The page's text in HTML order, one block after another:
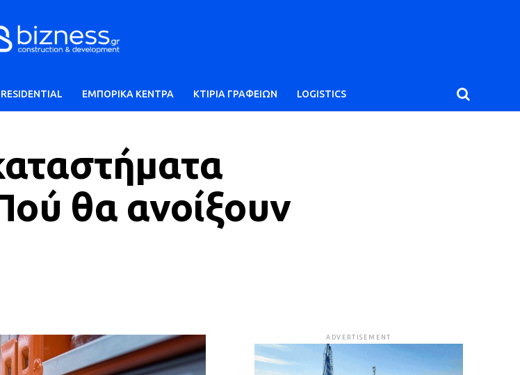
RESIDENTIAL ΕΜΠΟΡΙΚΑ ΚΕΝΤΡΑ ΚΤΙΡΙΑ ΓΡΑΦΕΙΩΝ LOGISTICS
θα ανοίξουν
ADVERTISEMENT